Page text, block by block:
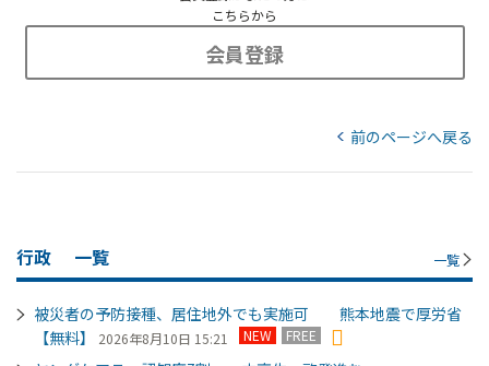
こちらから
会員登録
前のページへ戻る
行政 一覧 一覧
被災者の予防接種、居住地外でも実施可 熊本地震で厚労省
【無料】
2026年8月10日 15:21 NEW FREE